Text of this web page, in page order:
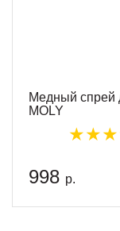
Медный спрей
MOLY
998 р.